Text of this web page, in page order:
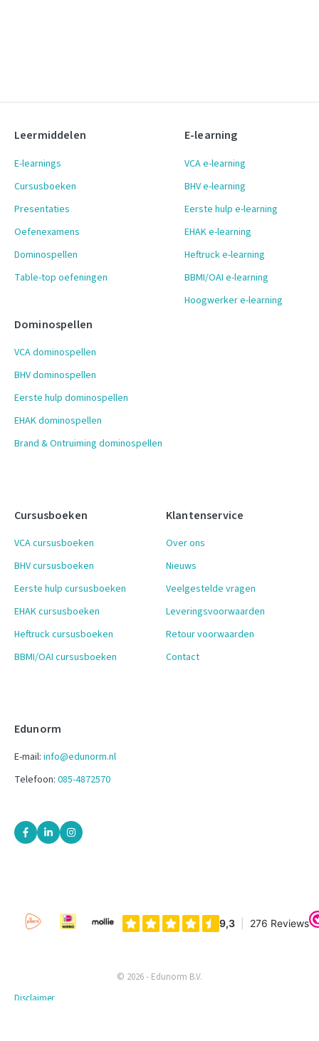
Leermiddelen
E-learnings
Cursusboeken
Presentaties
Oefenexamens
Dominospellen
Table-top oefeningen
Dominospellen
VCA dominospellen
BHV dominospellen
Eerste hulp dominospellen
EHAK dominospellen
Brand & Ontruiming dominospellen
E-learning
VCA e-learning
BHV e-learning
Eerste hulp e-learning
EHAK e-learning
Heftruck e-learning
BBMI/OAI e-learning
Hoogwerker e-learning
Cursusboeken
VCA cursusboeken
BHV cursusboeken
Eerste hulp cursusboeken
EHAK cursusboeken
Heftruck cursusboeken
BBMI/OAI cursusboeken
Klantenservice
Over ons
Nieuws
Veelgestelde vragen
Leveringsvoorwaarden
Retour voorwaarden
Contact
Edunorm
E-mail: info@edunorm.nl
Telefoon: 085-4872570
© 2026 - Edunorm B.V.
Disclaimer